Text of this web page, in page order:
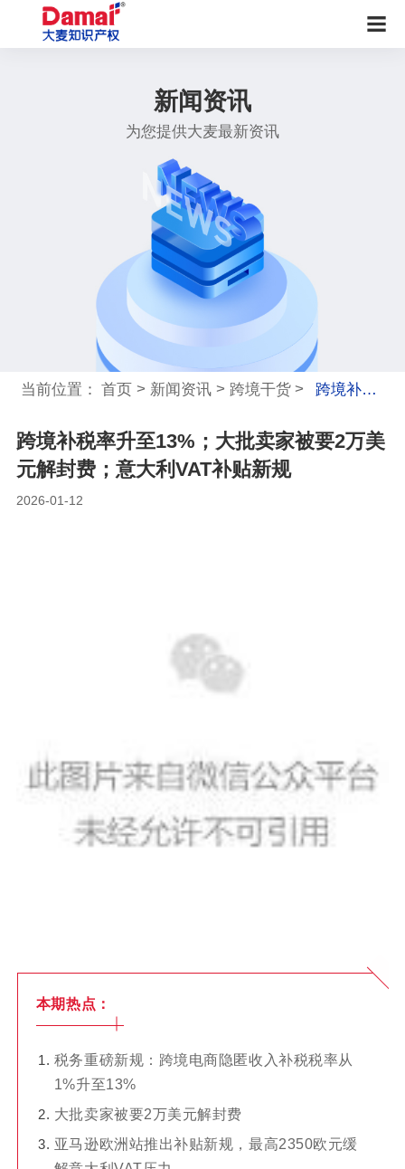
新闻资讯
为您提供大麦最新资讯
当前位置： 首页 > 新闻资讯 > 跨境干货 >
跨境补税
13%；大
批卖家被
跨境补税率升至13%；大批卖家被要2万美
元解封费；意大利VAT补贴新规
2026-01-12
本期热点 ：
税务重磅新规：跨境电商隐匿收入补税税率从
1%升至13%
大批卖家被要2万美元解封费
亚马逊欧洲站推出补贴新规，最高2350欧元缓